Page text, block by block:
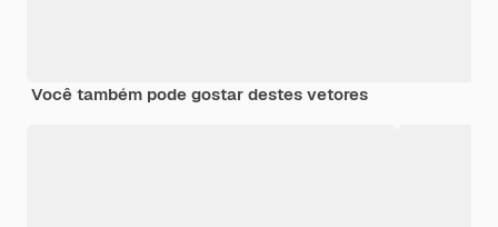
Você também pode gostar destes vetores